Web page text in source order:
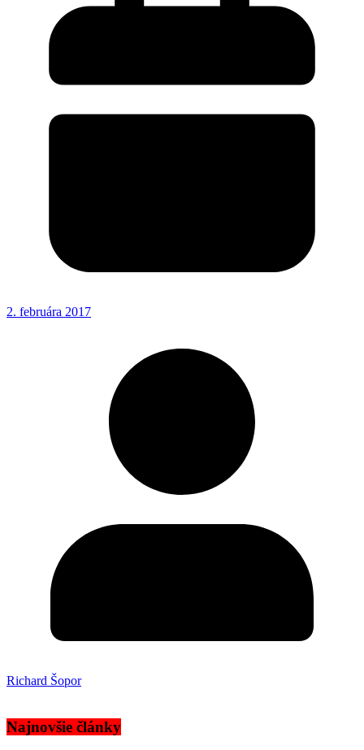
2. februára 2017
Richard Šopor
Najnovšie články